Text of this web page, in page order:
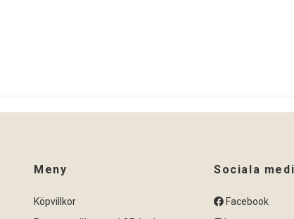
Meny
Köpvillkor
Sociala
Facebook